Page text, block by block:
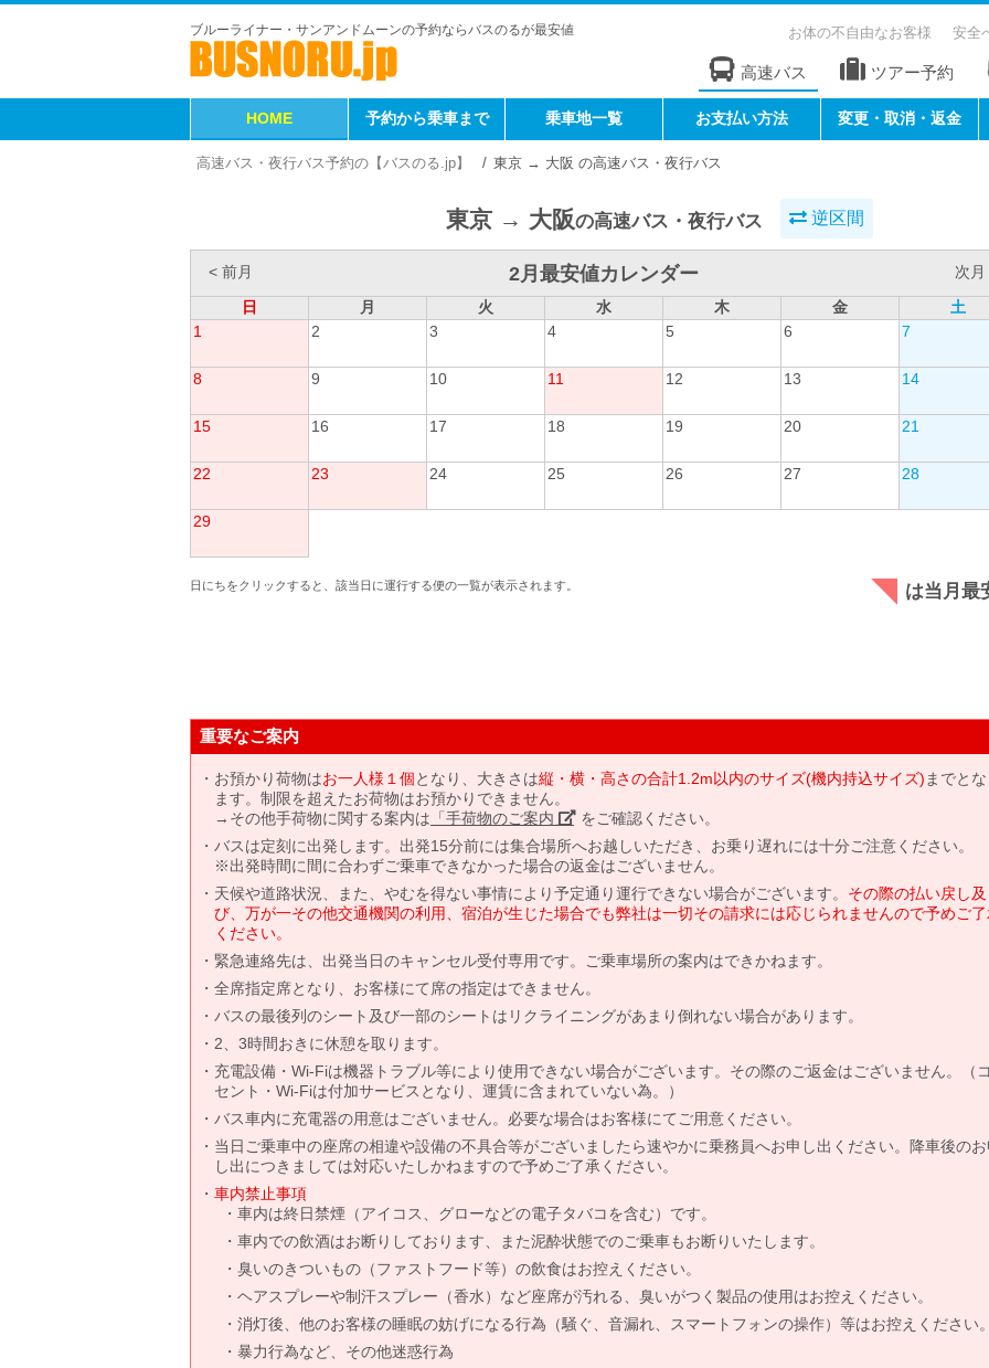
ブルーライナー・サンアンドムーンの予約ならバスのるが最安値 お体の不自由なお客様 安全
高速バス ツアー予約
HOME 予約から乗車まで 乗車地一覧 お支払い方法 変更・取消・返金
高速バス・夜行バス予約の【バスのる.jp】 東京 → 大阪 の高速バス・夜行バス
東京 → 大阪の高速バス・夜行バス 逆区間
< 前月 2月最安値カレンダー
次月
日
月 火 水 木 金
土
1
2 3 4 5 6 7
8 9 10 11 12 13 14
15 16 17 18 19 20 21
22 23 24 25 26 27 28
29
日にちをクリックすると、該当日に運行する便の一覧が表示されます。 は当月最
重要なご案内
お預かり荷物はお一人様１個となり、大きさは縦・横・高さの合計1.2m以内のサイズ(機内持込サイズ) までと
ます。制限を超えたお荷物はお預かりできません。
→その他手荷物に関する案内は 「手荷物のご案内」 をご確認ください。
バスは定刻に出発します。出発15分前には集合場所へお越しいただき、お乗り遅れには十分ご注意ください。
※出発時間に間に合わずご乗車できなかった場合の返金はございません。
天候や道路状況、また、やむを得ない事情により予定通り運行できない場合がございます。 その際の払い戻し及
び、万が一その他交通機関の利用、宿泊が生じた場合でも弊社は一切その請求には応じられませんので予めご
ください。
緊急連絡先は、出発当日のキャンセル受付専用です。ご乗車場所の案内はできかねます。
全席指定席となり、お客様にて席の指定はできません。
バスの最後列のシート及び一部のシートはリクライニングがあまり倒れない場合があります。
2、3時間おきに休憩を取ります。
充電設備・Wi-Fiは機器トラブル等により使用できない場合がございます。その際のご返金はございません。（
セント・Wi-Fiは付加サービスとなり、運賃に含まれていない為。）
バス車内に充電器の用意はございません。必要な場合はお客様にてご用意ください。
当日ご乗車中の座席の相違や設備の不具合等がございましたら速やかに乗務員へお申し出ください。降車後の
し出につきましては対応いたしかねますので予めご了承ください。
車内禁止事項
車内は終日禁煙（アイコス、グローなどの電子タバコを含む）です。
車内での飲酒はお断りしております、また泥酔状態でのご乗車もお断りいたします。
臭いのきついもの（ファストフード等）の飲食はお控えください。
ヘアスプレーや制汗スプレー（香水）など座席が汚れる、臭いがつく製品の使用はお控えください。
消灯後、他のお客様の睡眠の妨げになる行為（騒ぐ、音漏れ、スマートフォンの操作）等はお控えください
暴力行為など、その他迷惑行為